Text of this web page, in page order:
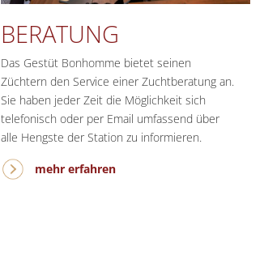
BERATUNG
Das Gestüt Bonhomme bietet seinen
Züchtern den Service einer Zuchtberatung an.
Sie haben jeder Zeit die Möglichkeit sich
telefonisch oder per Email umfassend über
alle Hengste der Station zu informieren.
mehr erfahren